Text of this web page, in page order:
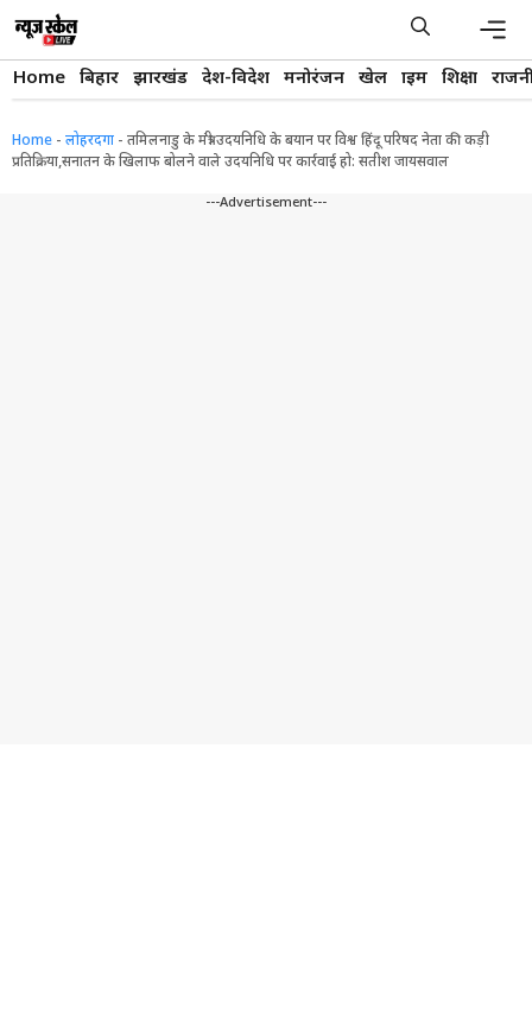
content
Home बिहार झारखंड देश-विदेश मनोरंजन खेल क्राइम शिक्षा
Home - लोहरदगा - तमिलनाडु के मंत्री उदयनिधि के बयान पर विश्व हिंदू परिषद नेता की कड़ी
प्रतिक्रिया,सनातन के खिलाफ बोलने वाले उदयनिधि पर कार्रवाई हो: सतीश जायसवाल
---Advertisement---